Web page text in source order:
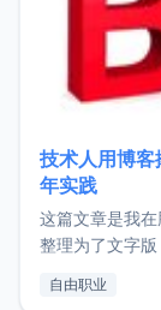
技术人用博客
年实践
这篇文章是我
整理为了文字
了我的首个产
自由职业